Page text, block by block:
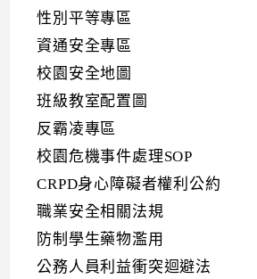
性別平等專區
資通安全專區
校園安全地圖
班級教室配置圖
反霸凌專區
校園危機事件處理SOP
CRPD身心障礙者權利公約
職業安全相關法規
防制學生藥物濫用
公務人員利益衝突迴避法